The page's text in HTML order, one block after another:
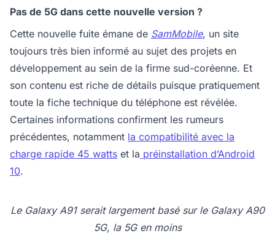
Pas de 5G dans cette nouvelle version ?
Cette nouvelle fuite émane de SamMobile, un site
toujours très bien informé au sujet des projets en
développement au sein de la firme sud-coréenne. Et
son contenu est riche de détails puisque pratiquement
toute la fiche technique du téléphone est révélée.
Certaines informations confirment les rumeurs
précédentes, notamment la compatibilité avec la
charge rapide 45 watts et la préinstallation d’Android
10.
Le Galaxy A91 serait largement basé sur le Galaxy A90
5G, la 5G en moins